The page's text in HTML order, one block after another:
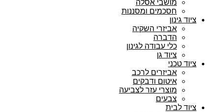
מושבי אסלה
חסכמים ומסננות
ציוד גינון
אביזרי השקיה
הדברה
כלי עבודה לגינון
ציוד גן
ציוד טכני
אביזרים לרכב
איטום ודבקים
מוצרי עזר לצביעה
צבעים
ציוד לבית